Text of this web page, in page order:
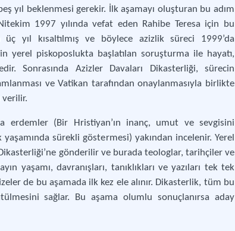
yıl beklenmesi gerekir. İlk aşamayı oluşturan bu adım
1997 yılında vefat eden Rahibe Teresa için bu
yıl kısaltılmış ve böylece azizlik süreci 1999’da
yerel piskoposlukta başlatılan soruşturma ile hayatı,
Sonrasında Azizler Davaları Dikasterliği, sürecin
ve Vatikan tarafından onaylanmasıyla birlikte
verilir.
erdemler (Bir Hristiyan’ın inanç, umut ve sevgisini
sürekli göstermesi) yakından incelenir. Yerel
gönderilir ve burada teologlar, tarihçiler ve
yaşamı, davranışları, tanıklıkları ve yazıları tek tek
de bu aşamada ilk kez ele alınır. Dikasterlik, tüm bu
sağlar. Bu aşama olumlu sonuçlanırsa aday